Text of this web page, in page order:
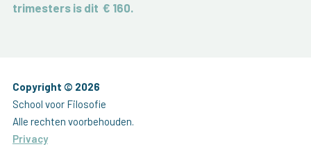
trimesters is dit € 160.
Copyright © 2026
School voor Filosofie
Alle rechten voorbehouden.
Privacy